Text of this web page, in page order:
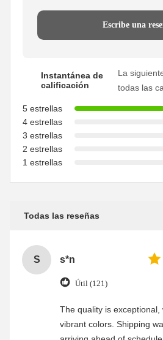
Escribe una
Instantánea de
calificación
La
todas las
5 estrellas
4 estrellas
3 estrellas
2 estrellas
1 estrellas
Todas las reseñas
S s*n
Útil (121)
The quality is
vibrant colors. Shipping